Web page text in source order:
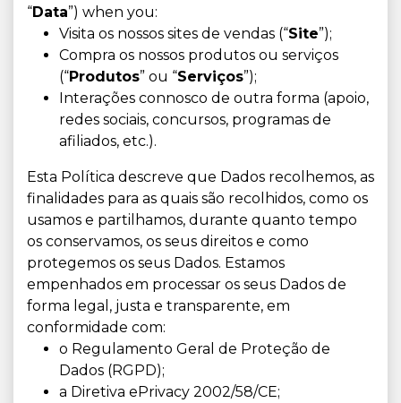
“Data”) when you:
Visita os nossos sites de vendas (“Site”);
Compra os nossos produtos ou serviços
(“Produtos” ou “Serviços”);
Interações connosco de outra forma (apoio,
redes sociais, concursos, programas de
afiliados, etc.).
Esta Política descreve que Dados recolhemos, as
finalidades para as quais são recolhidos, como os
usamos e partilhamos, durante quanto tempo
os conservamos, os seus direitos e como
protegemos os seus Dados. Estamos
empenhados em processar os seus Dados de
forma legal, justa e transparente, em
conformidade com:
o Regulamento Geral de Proteção de
Dados (RGPD);
a Diretiva ePrivacy 2002/58/CE;